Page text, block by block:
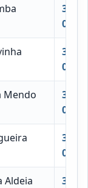
3750-
017
3750-
018
Mendo
3750-
019
3750-
020
Aldeia
3750-